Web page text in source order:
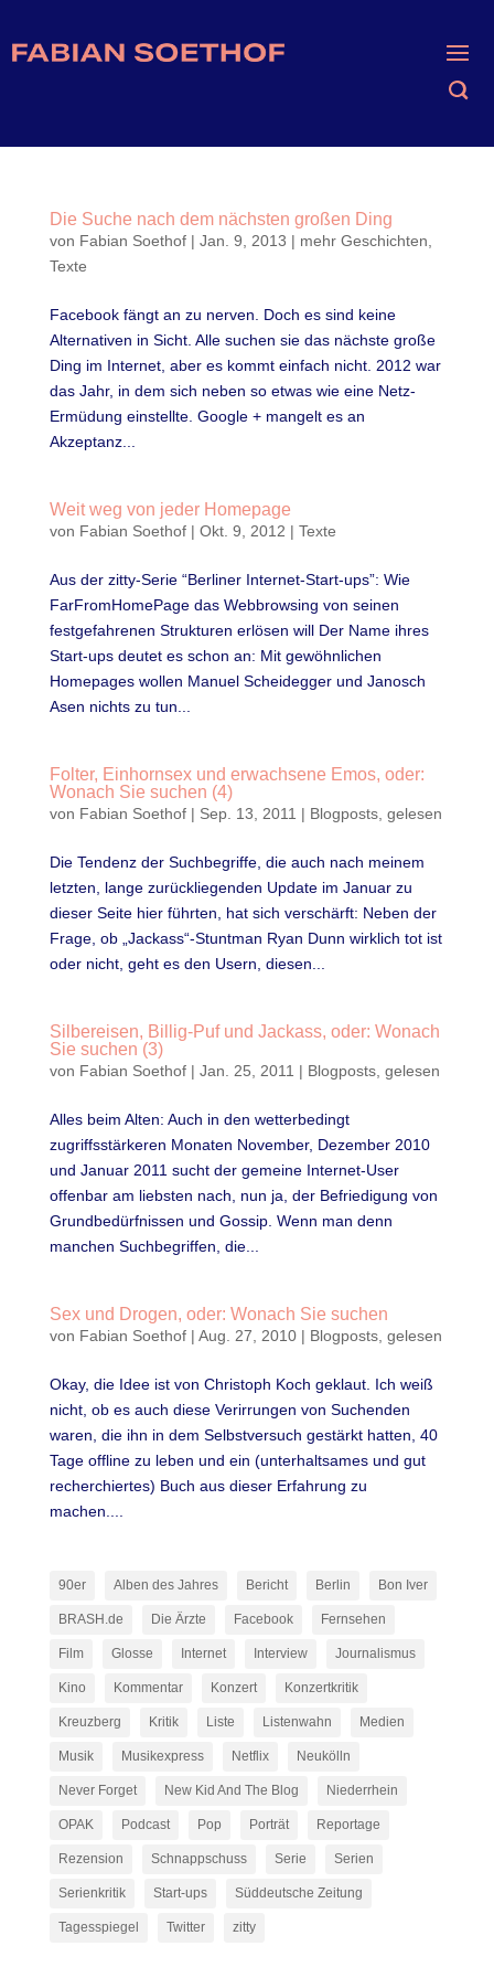
Die Suche nach dem nächsten großen Ding
von Fabian Soethof| Jan. 9, 2013 | mehr Geschichten
Texte
Facebook fängt an zu nerven. Doch es sind keine
Alternativen in Sicht. Alle suchen sie das nächste große
Ding im Internet, aber es kommt einfach nicht. 2012 war
das Jahr, in dem sich neben so etwas wie eine Netz-
Ermüdung einstellte. Google + mangelt es an
Akzeptanz...
Weit weg von jeder Homepage
von Fabian Soethof| Okt. 9, 2012 | Texte
Aus der zitty-Serie “Berliner Internet-Start-ups”: Wie
FarFromHomePage das Webbrowsing von seinen
festgefahrenen Strukturen erlösen will Der Name ihres
Start-ups deutet es schon an: Mit gewöhnlichen
Homepages wollen Manuel Scheidegger und Janosch
Asen nichts zu tun...
Folter, Einhornsex und erwachsene Emos, oder:
Wonach Sie suchen (4)
von Fabian Soethof| Sep. 13, 2011 | Blogposts, gelesen
Die Tendenz der Suchbegriffe, die auch nach meinem
letzten, lange zurückliegenden Update im Januar zu
dieser Seite hier führten, hat sich verschärft: Neben der
Frage, ob „Jackass“-Stuntman Ryan Dunn wirklich tot ist
oder nicht, geht es den Usern, diesen...
Silbereisen, Billig-Puf und Jackass, oder: Wonach
Sie suchen (3)
von Fabian Soethof| Jan. 25, 2011 | Blogposts, gelesen
Alles beim Alten: Auch in den wetterbedingt
zugriffsstärkeren Monaten November, Dezember 2010
und Januar 2011 sucht der gemeine Internet-User
offenbar am liebsten nach, nun ja, der Befriedigung von
Grundbedürfnissen und Gossip. Wenn man denn
manchen Suchbegriffen, die...
Sex und Drogen, oder: Wonach Sie suchen
von Fabian Soethof| Aug. 27, 2010| Blogposts, gelesen
Okay, die Idee ist von Christoph Koch geklaut. Ich weiß
nicht, ob es auch diese Verirrungen von Suchenden
waren, die ihn in dem Selbstversuch gestärkt hatten, 40
Tage offline zu leben und ein (unterhaltsames und gut
recherchiertes) Buch aus dieser Erfahrung zu
machen....
90er Alben des Jahres Bericht Berlin Bon Iver
BRASH.de Die Ärzte Facebook Fernsehen
Film Glosse Internet Interview Journalismus
Kino Kommentar Konzert Konzertkritik
Kreuzberg Kritik Liste Listenwahn Medien
Musik Musikexpress Netflix Neukölln
Never Forget New Kid And The Blog Niederrhein
OPAK Podcast Pop Porträt Reportage
Rezension Schnappschuss Serie Serien
Serienkritik Start-ups Süddeutsche Zeitung
Tagesspiegel Twitter zitty